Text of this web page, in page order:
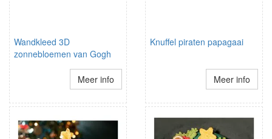
Wandkleed 3D
zonnebloemen van Gogh
Meer info
Knuffel piraten papagaai
Meer info